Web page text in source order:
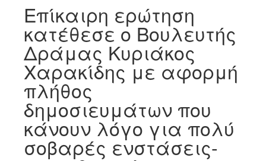
Επίκαιρη ερώτηση
κατέθεσε ο Βουλευτής
Δράμας Κυριάκος
Χαρακίδης με αφορμή
πλήθος
δημοσιευμάτων που
κάνουν λόγο για πολύ
σοβαρές ενστάσεις-